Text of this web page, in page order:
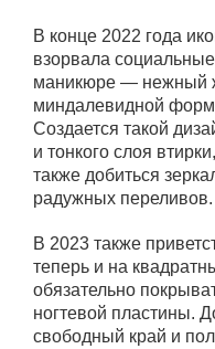
В конце 2022 года
взорвала
маникюре — нежный
миндалевидной
Создается такой
и тонкого слоя
также добиться
радужных переливов.
В 2023 также
теперь и на
обязательно
ногтевой пластины.
свободный край и